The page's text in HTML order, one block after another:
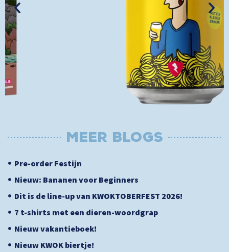
MEER BLOGs
Pre-order Festijn
Nieuw: Bananen voor Beginners
Dit is de line-up van KWOKTOBERFEST 2026!
7 t-shirts met een dieren-woordgrap
Nieuw vakantieboek!
Nieuw KWOK biertje!